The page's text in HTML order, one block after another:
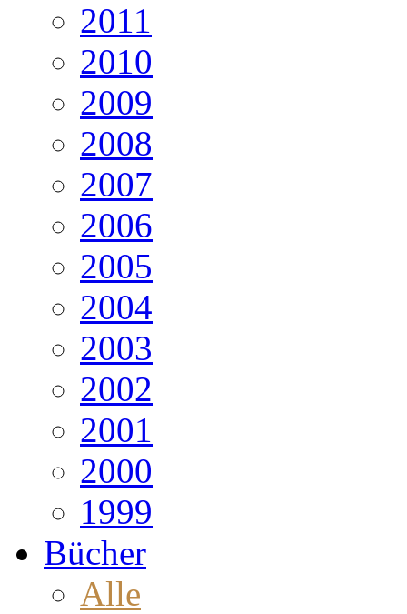
2011
2010
2009
2008
2007
2006
2005
2004
2003
2002
2001
2000
1999
Bücher
Alle